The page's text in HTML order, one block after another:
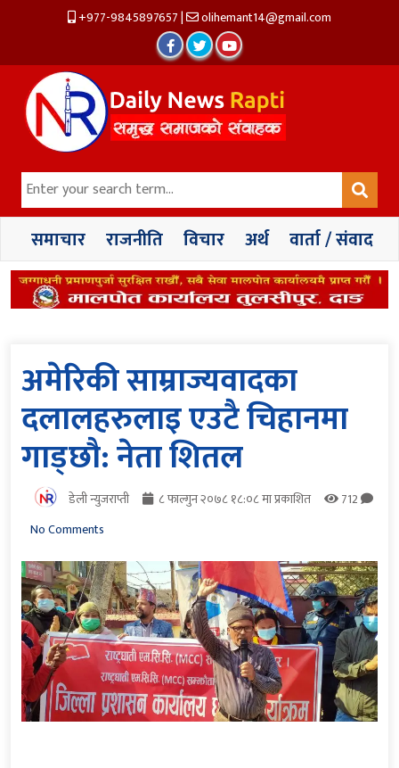
+977-9845897657| olihemant14@gmail.com
समाचार राजनीति विचार अर्थ वार्ता / संवाद
अमेरिकी साम्राज्यवादका
दलालहरुलाइ एउटै चिहानमा
गाड्छौ: नेता शितल
डेली न्युजराप्ती ८ फाल्गुन २०७८ १८:०८ मा प्रकाशित
712
No Comments